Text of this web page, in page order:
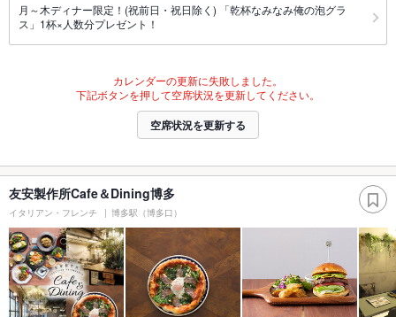
月～木ディナー限定！(祝前日・祝日除く) 「乾杯なみなみ俺の泡グラ
ス」1杯×人数分プレゼント！
カレンダーの更新に失敗しました。
下記ボタンを押して空席状況を更新してください。
空席状況を更新する
友安製作所Cafe＆Dining博多
イタリアン・フレンチ 博多駅（博多口）